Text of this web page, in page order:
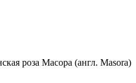
роза Масора (англ. Masora)